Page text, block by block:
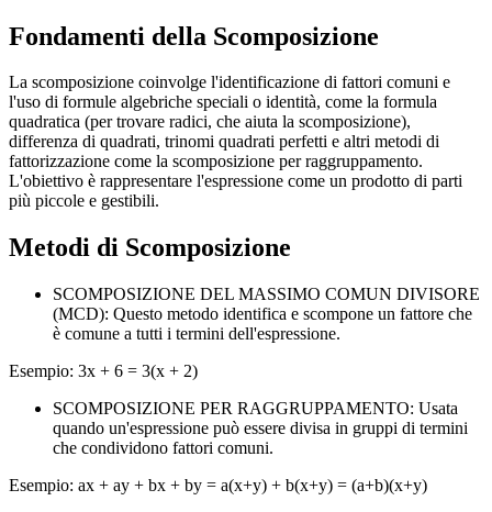
Fondamenti della Scomposizione
La scomposizione coinvolge l'identificazione di fattori comuni e
l'uso di formule algebriche speciali o identità, come la formula
quadratica (per trovare radici, che aiuta la scomposizione),
differenza di quadrati, trinomi quadrati perfetti e altri metodi di
fattorizzazione come la scomposizione per raggruppamento.
L'obiettivo è rappresentare l'espressione come un prodotto di parti
più piccole e gestibili.
Metodi di Scomposizione
SCOMPOSIZIONE DEL MASSIMO COMUN DIVISORE
(MCD): Questo metodo identifica e scompone un fattore che
è comune a tutti i termini dell'espressione.
Esempio: 3x + 6 = 3(x + 2)
SCOMPOSIZIONE PER RAGGRUPPAMENTO: Usata
quando un'espressione può essere divisa in gruppi di termini
che condividono fattori comuni.
Esempio: ax + ay + bx + by = a(x+y) + b(x+y) = (a+b)(x+y)